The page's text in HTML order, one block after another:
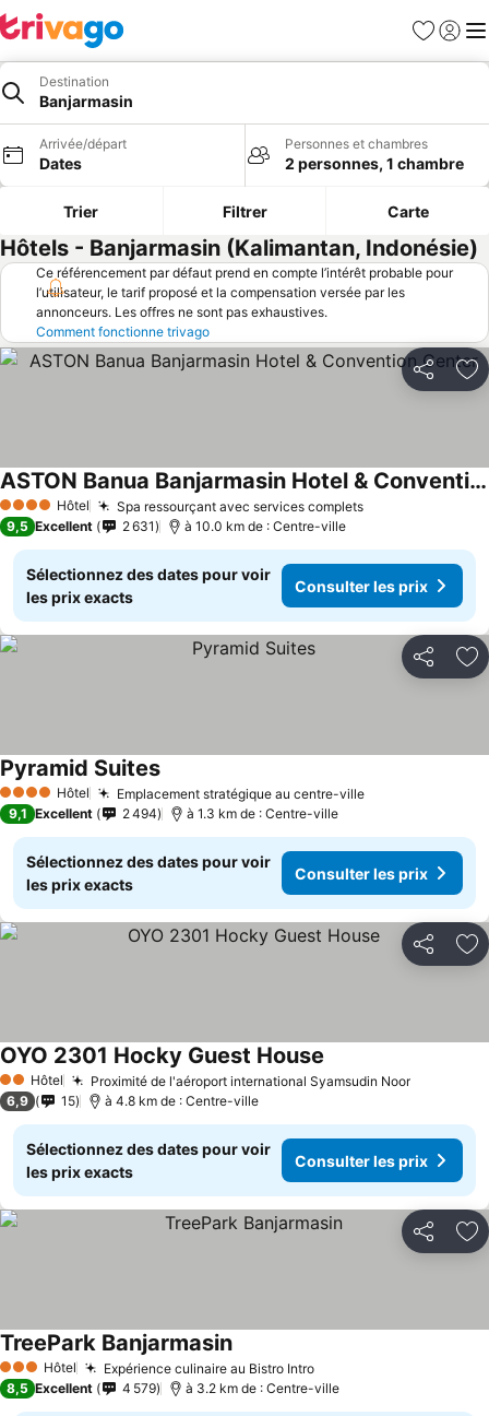
Favoris
Se
Destination
Banjarmasin
Arrivée/départ
Dates
Personnes et chambres
2 personnes, 1 chambre
Trier Filtrer Carte
Hôtels - Banjarmasin (Kalimantan, Indonésie)
Ce référencement par défaut prend en compte l’intérêt probable pour
l’utilisateur, le tarif proposé et la compensation versée par les
annonceurs. Les offres ne sont pas exhaustives.
Comment fonctionne trivago
Partager
4 Étoiles Hôtel Spa ressourçant avec services complets
ASTON Banua Banjarmasin Hotel & Convention Center
9,5 Excellent 2 631 à 10.0 km de : Centre-ville
Sélectionnez des dates pour voir
les prix exacts
Consulter les prix
Partager
4 Étoiles Hôtel Emplacement stratégique au centre-ville
Pyramid Suites
9,1 Excellent 2 494 à 1.3 km de : Centre-ville
Sélectionnez des dates pour voir
les prix exacts
Consulter les prix
Partager
2 Étoiles
Hôtel Proximité de l'aéroport international Syamsudin Noor
OYO 2301 Hocky Guest House
6,9 15 à 4.8 km de : Centre-ville
Sélectionnez des dates pour voir
les prix exacts
Consulter les prix
Partager
3 ÉtoilesHôtel Expérience culinaire au Bistro Intro
TreePark Banjarmasin
8,5 Excellent 4 579 à 3.2 km de : Centre-ville